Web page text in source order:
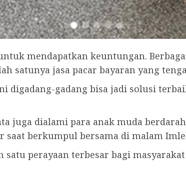
mendapatkan keuntungan.
satunya jasa pacar bayaran yang
digadang-gadang bisa jadi solusi
juga dialami para anak muda
saat berkumpul bersama di malam
perayaan terbesar bagi